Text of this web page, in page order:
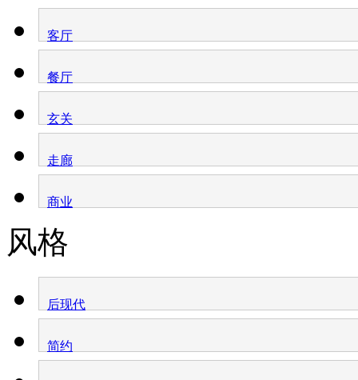
客厅
餐厅
玄关
走廊
商业
风格
后现代
简约